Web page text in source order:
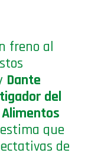
freno al
Dante
del
que
de